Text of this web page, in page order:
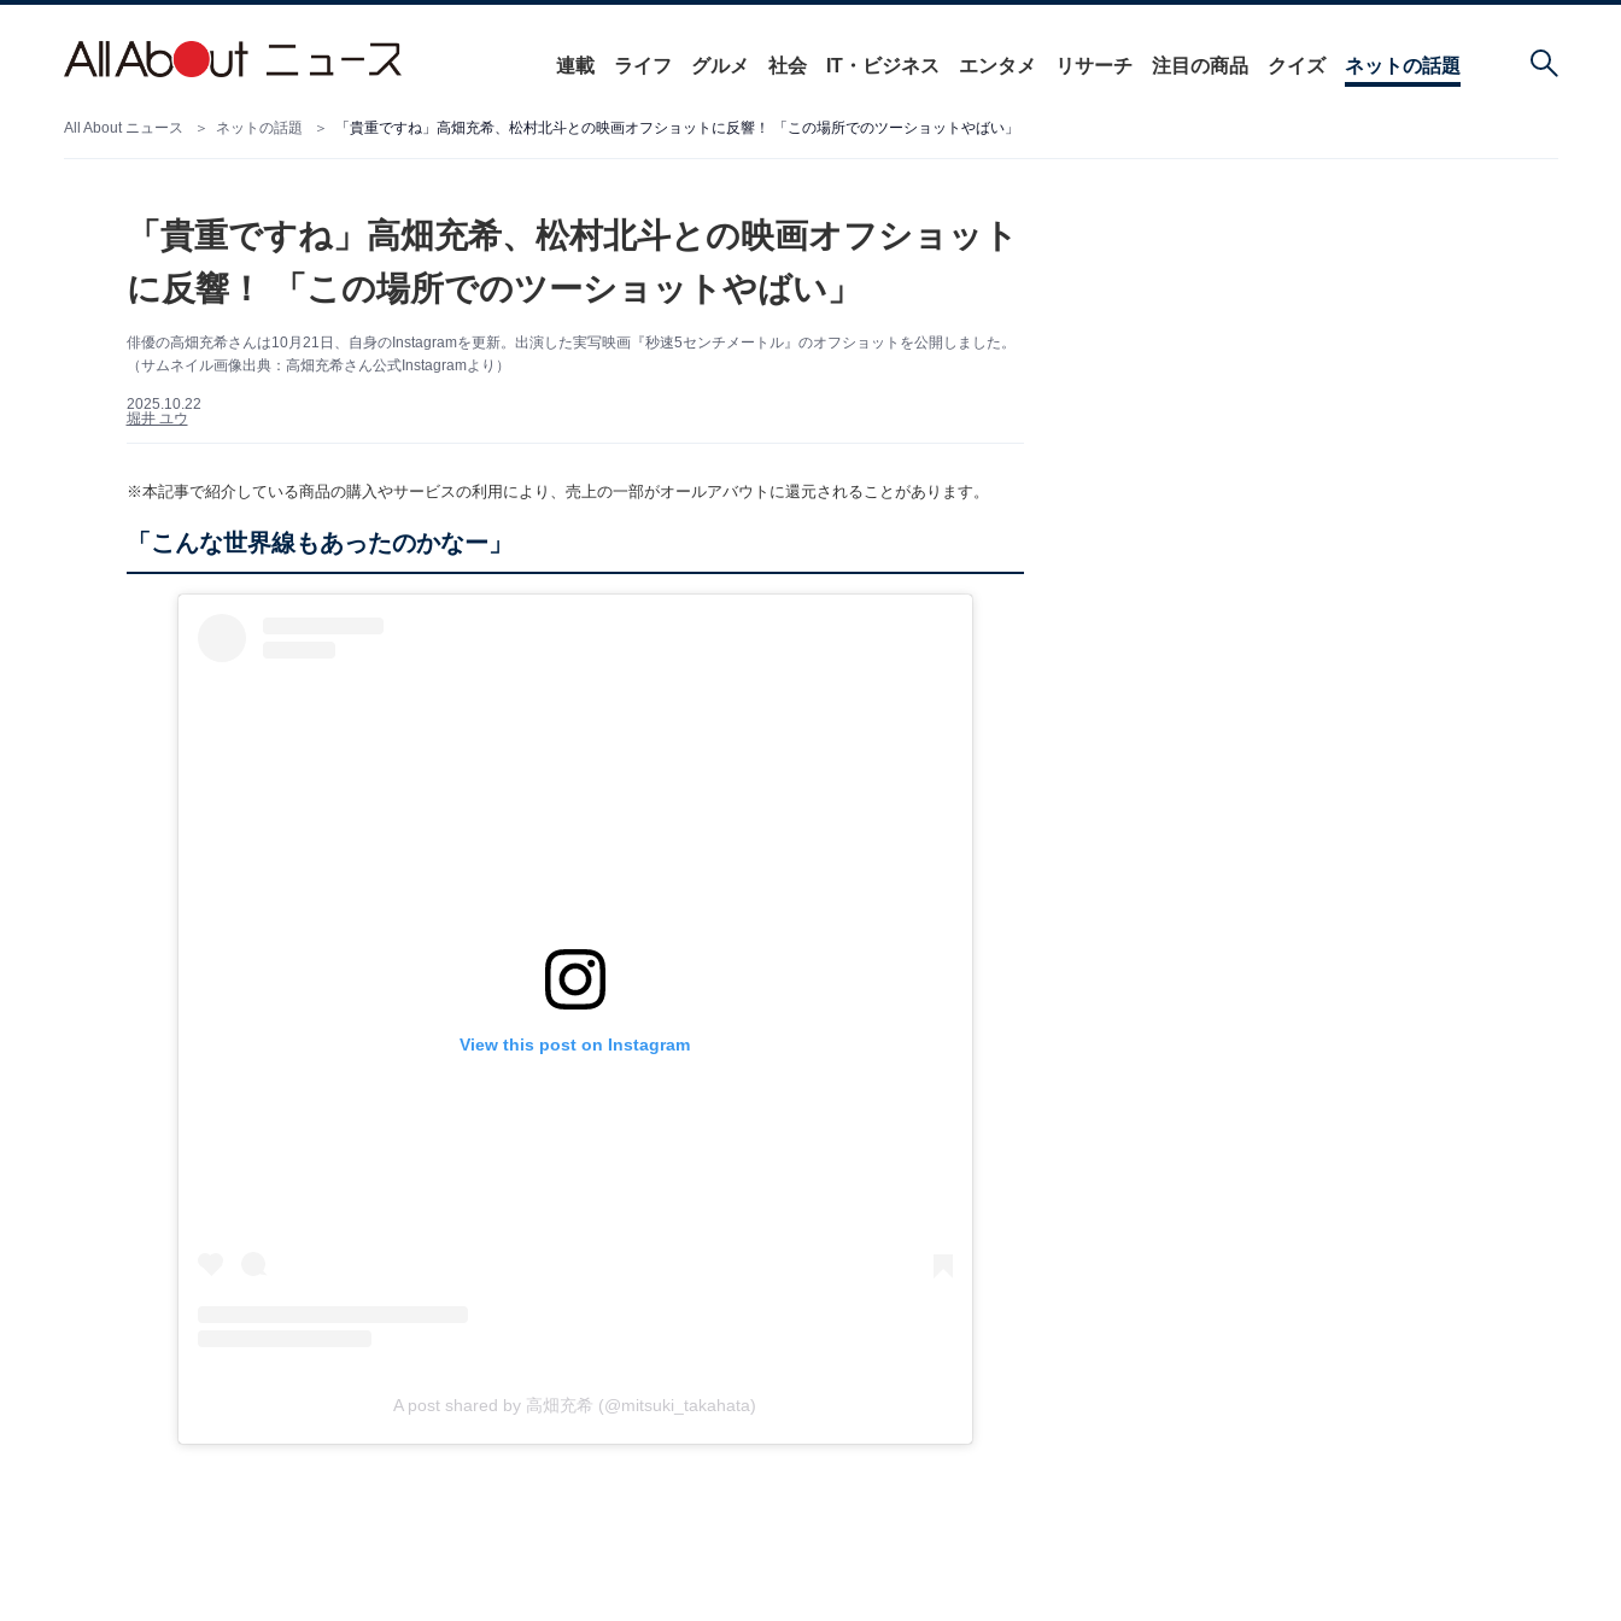
連載 ライフ グルメ 社会 IT・ビジネス エンタメ リサーチ 注目の商品 クイズ ネットの話題
All About ニュース ネットの話題 「貴重ですね」高畑充希、松村北斗との映画オフショットに反響！ 「この場所でのツーショットやばい」
「貴重ですね」高畑充希、松村北斗との映画オフショット
に反響！ 「この場所でのツーショットやばい」
俳優の高畑充希さんは10月21日、自身のInstagramを更新。出演した実写映画『秒速5センチメートル』のオフショットを公開しました。
（サムネイル画像出典：高畑充希さん公式Instagramより）
2025.10.22
堀井 ユウ
※本記事で紹介している商品の購入やサービスの利用により、売上の一部がオールアバウトに還元されることがあります。
「こんな世界線もあったのかなー」
View this post on Instagram
A post shared by 高畑充希 (@mitsuki_takahata)